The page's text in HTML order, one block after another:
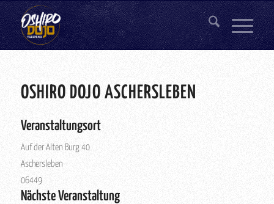
OSHIRO DOJO ASCHERSLEBEN
Veranstaltungsort
Auf der Alten Burg 40
Aschersleben
06449
Nächste Veranstaltung